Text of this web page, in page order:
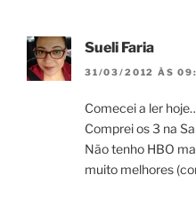
Sueli Faria
31/03/2012 ÀS
Comecei a ler
Comprei os 3 na
Não tenho HBO
muito melhores